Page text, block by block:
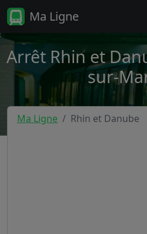
Ma Ligne
Arrêt Rhin et
sur-
Ma Ligne Rhin et Danube